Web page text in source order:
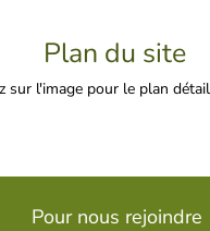
Plan du site
sur l'image pour le plan
Pour nous rejoindre